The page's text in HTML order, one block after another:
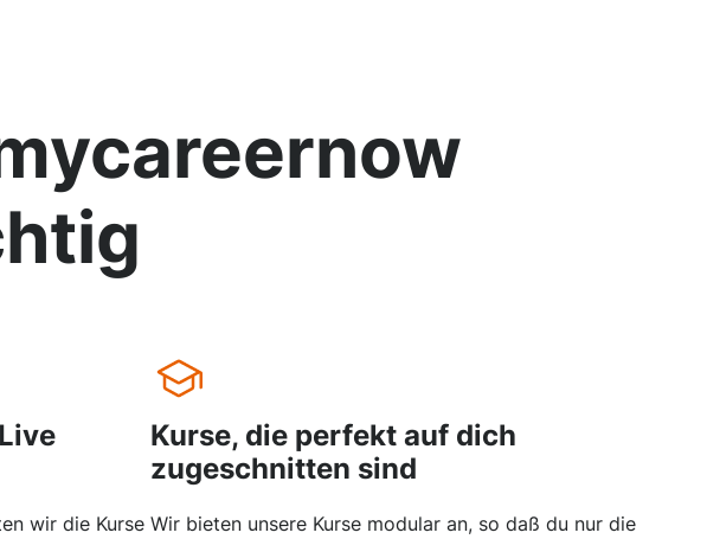
wir die Kurse
Kurse, die perfekt auf dich
zugeschnitten sind
Wir bieten unsere Kurse modular an, so daß du nur die